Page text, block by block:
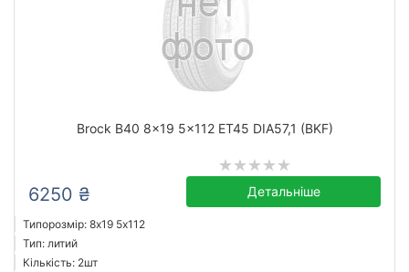
Brock B40 8x19 5x112 ET45 DIA57,1 (BKF)
6250 ₴ Детальніше
Типорозмір: 8x19 5х112
Тип: литий
Кількість: 2шт